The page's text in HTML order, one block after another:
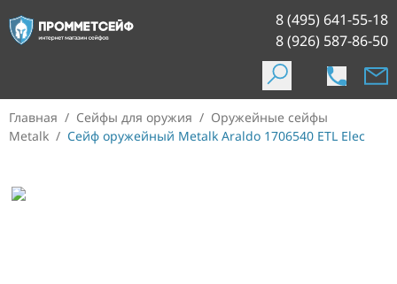
8 (495) 641-55-18
8 (926) 587-86-50
Главная / Сейфы для оружия / Оружейные сейфы
Metalk / Сейф оружейный Metalk Araldo 1706540 ETL Elec